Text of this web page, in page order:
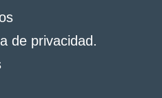
de privacidad.